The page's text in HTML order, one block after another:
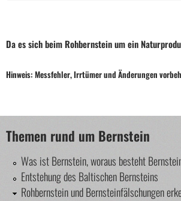
Da es sich beim Rohbernstein um ein
Hinweis: Messfehler, Irrtümer und Änderungen
Themen rund um Bernstein
Was ist Bernstein, woraus besteht
Entstehung des Baltischen Bernsteins
Rohbernstein und Bernsteinfälschungen